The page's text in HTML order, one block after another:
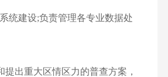
统建设;负责管理各专业数据处
提出重大区情区力的普查方案，